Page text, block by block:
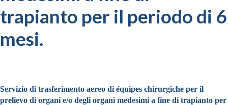
trapianto per il periodo di 6
mesi.
Servizio di trasferimento aereo di équipes chirurgiche per il
prelievo di organi e/o degli organi medesimi a fine di trapianto per